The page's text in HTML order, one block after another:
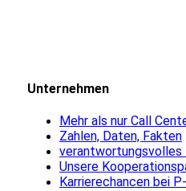
Unternehmen
Mehr als nur Call
Zahlen, Daten, Fakten
verantwortungsvolles
Unsere
Karrierechancen bei P-